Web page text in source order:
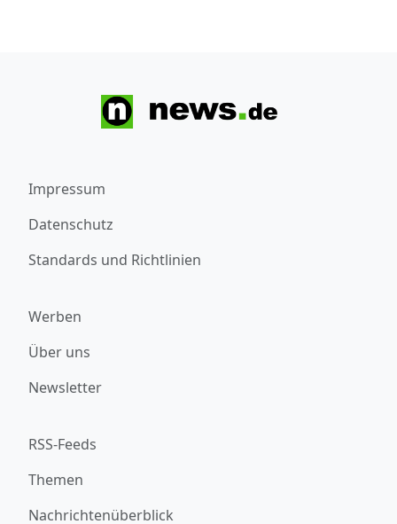
Impressum
Datenschutz
Standards und Richtlinien
Werben
Über uns
Newsletter
RSS-Feeds
Themen
Nachrichtenüberblick